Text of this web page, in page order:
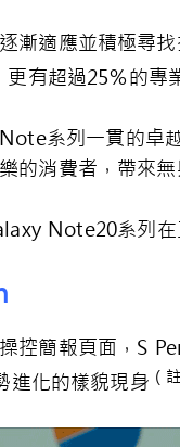
漸適應並積極尋
更有超過25％的
系列一貫的卓
的消費者，帶來無
Note20系列
控簡報頁面，S
進化的樣貌現身 （